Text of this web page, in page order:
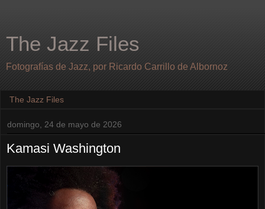
The Jazz Files
Fotografías de Jazz, por Ricardo Carrillo de Albornoz
The Jazz Files
domingo, 24 de mayo de 2026
Kamasi Washington